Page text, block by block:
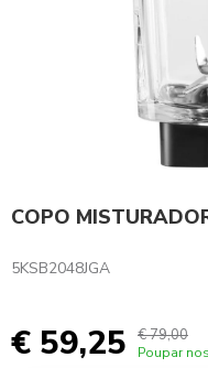
COPO
5KSB2048JGA
€ 59,25 € 79,00
Poupar